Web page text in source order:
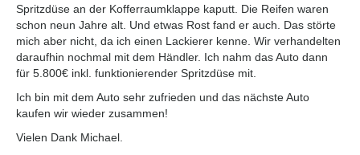
Spritzdüse an der Kofferraumklappe kaputt. Die Reifen waren
schon neun Jahre alt. Und etwas Rost fand er auch. Das störte
mich aber nicht, da ich einen Lackierer kenne. Wir verhandelten
daraufhin nochmal mit dem Händler. Ich nahm das Auto dann
für 5.800€ inkl. funktionierender Spritzdüse mit.
Ich bin mit dem Auto sehr zufrieden und das nächste Auto
kaufen wir wieder zusammen!
Vielen Dank Michael.